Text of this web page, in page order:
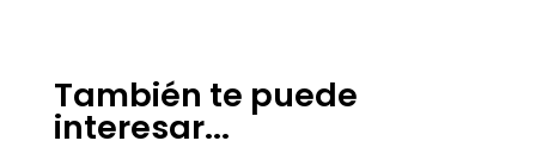
También te puede
interesar...